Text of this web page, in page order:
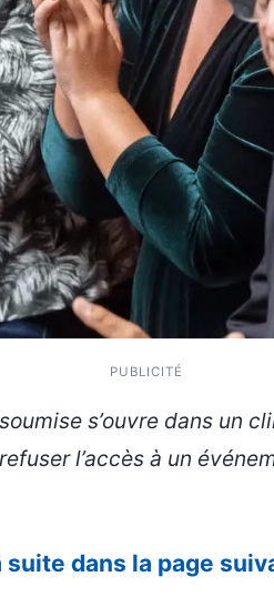
PUBLICITÉ
s’ouvre dans un
l’accès à un
suite dans la page